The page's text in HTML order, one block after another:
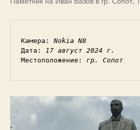
Камера: Nokia N8
Дата:
17 август 2024 г.
Местоположение: гр. Сопот